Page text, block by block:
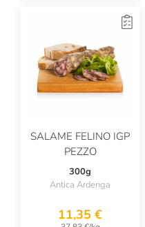
SALAME FELINO IGP
PEZZO
300g
Antica Ardenga
11,35 €